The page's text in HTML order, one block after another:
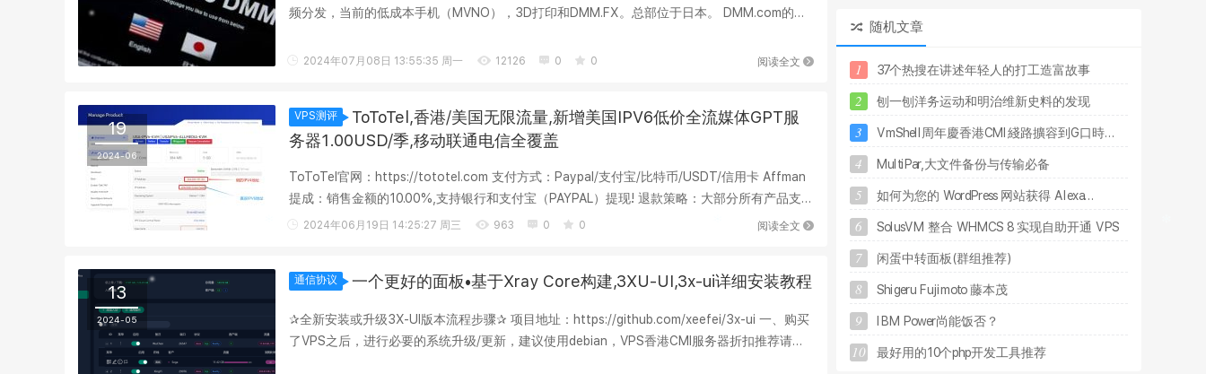
频分发，当前的低成本手机（MVNO），3D打印和DMM.FX。总部位于日本。 DMM.com的核
阅读全文
2024年07月08日 13:55:35 周一 12126 0 0
19
2024-06
VPS测评
ToToTel,香港/美国无限流量,新增美国IPV6低价全流媒体GPT服
务器1.00USD/季,移动联通电信全覆盖
ToToTel官网：https://tototel.com 支付方式：Paypal/支付宝/比特币/USDT/信用卡 Affman
提成：销售金额的10.00%,支持银行和支付宝（PAYPAL）提现! 退款策略：大部分所有产品支持
原路退款在3日新购以内 ...
阅读全文
2024年06月19日 14:25:27 周三 963 0 0
13
2024-05
通信协议 一个更好的面板•基于Xray Core构建,3XU-UI,3x-ui详细安装教程
✰全新安装或升级3X-UI版本流程步骤✰ 项目地址：https://github.com/xeefei/3x-ui 一、购买
了VPS之后，进行必要的系统升级/更新，建议使用debian，VPS香港CMI服务器折扣推荐请
随机文章
1 37个热搜在讲述年轻 人 的打工造富故事
2 刨一刨洋务运动和明治维新史料的发现
3 VmShel 周年慶香港CM 綫路擴容到 G口時...
4 Mu ti Par, 大文件备份与传输必备
5 如何为您的 WordPress 网站获得 A exa...
6 SolusVM 整合 WH MCS 8 实现自助开通 VPS
7 闲蛋中转面板(群组推荐)
8 Shigeru Fujimoto藤本茂
9 BM Power尚能饭否 ？
10 最好用的10个php开发工具推荐